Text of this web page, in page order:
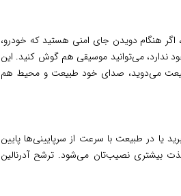
هنگام دویدن جای امنی هستید که خودرو،
ندارد، می‌توانید موسیقی هم گوش کنید. این
می‌دوید، صدای خود طبیعت و محیط هم
یا در طبیعت با سرعت از سرپایینی‌ها پایین
بیشتری نصیب‌تان می‌شود. ترشح آدرنالین